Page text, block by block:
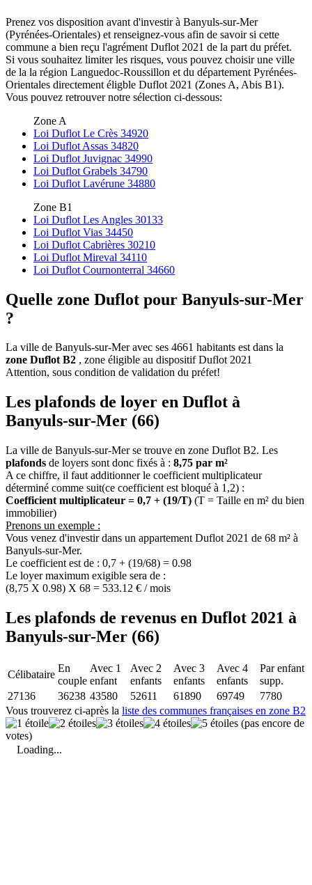
Prenez vos disposition avant d'investir à Banyuls-sur-Mer
(Pyrénées-Orientales) et renseignez-vous afin de savoir si cette
commune a bien reçu l'agrément Duflot 2021 de la part du préfet.
Si vous souhaitez limiter les risques, vous pouvez choisir une ville
de la la région Languedoc-Roussillon et du département Pyrénées-
Orientales directement éligble Duflot 2021 (Zones A, Abis B1).
Vous pouvez retrouver notre sélection ci-dessous:
Zone A
Loi Duflot Le Crès 34920
Loi Duflot Assas 34820
Loi Duflot Juvignac 34990
Loi Duflot Grabels 34790
Loi Duflot Lavérune 34880
Zone B1
Loi Duflot Les Angles 30133
Loi Duflot Vias 34450
Loi Duflot Cabrières 30210
Loi Duflot Mireval 34110
Loi Duflot Cournonterral 34660
Quelle zone Duflot pour Banyuls-sur-Mer
?
La ville de Banyuls-sur-Mer avec ses 4661 habitants est dans la
zone Duflot B2 , zone éligible au dispositif Duflot 2021
Attention, sous condition de validation du préfet!
Les plafonds de loyer en Duflot à
Banyuls-sur-Mer (66)
La ville de Banyuls-sur-Mer se trouve en zone Duflot B2. Les
plafonds de loyers sont donc fixés à : 8,75 par m²
A ce chiffre, il faut additionner le coefficient multiplicateur
déterminé comme suit(ce coefficient est bloqué à 1,2) :
Coefficient multiplicateur = 0,7 + (19/T) (T = Taille en m² du bien
immobilier)
Prenons un exemple :
Vous venez d'investir dans un appartement Duflot 2021 de 68 m² à
Banyuls-sur-Mer.
Le coefficient est de : 0,7 + (19/68) = 0.98
Le loyer maximum exigible sera de :
(8,75 X 0.98) X 68 = 533.12 € / mois
Les plafonds de revenus en Duflot 2021 à
Banyuls-sur-Mer (66)
Célibataire
En
couple
Avec 1
enfant
Avec 2
enfants
Avec 3
enfants
Avec 4
enfants
Par enfant
supp.
27136
36238 43580 52611 61890 69749
7780
Vous trouverez ci-après la liste des communes françaises en zone B2
(pas encore de
votes)
Loading...